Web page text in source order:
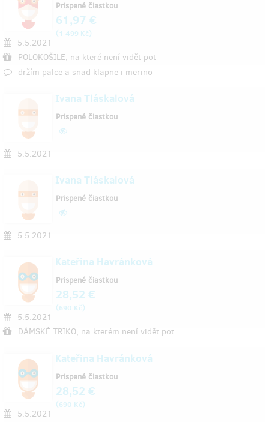
5.5.2021
POLOKOŠILE, na které není vidět pot
držím palce a snad klapne i merino
Prispené čiastkou
61,97 €
(1 499 Kč)
Ivana Tláskalová
5.5.2021
Prispené čiastkou
Ivana Tláskalová
5.5.2021
Prispené čiastkou
Kateřina Havránková
5.5.2021
DÁMSKÉ TRIKO, na kterém není vidět pot
Prispené čiastkou
28,52 €
(690 Kč)
Kateřina Havránková
5.5.2021
Prispené čiastkou
28,52 €
(690 Kč)